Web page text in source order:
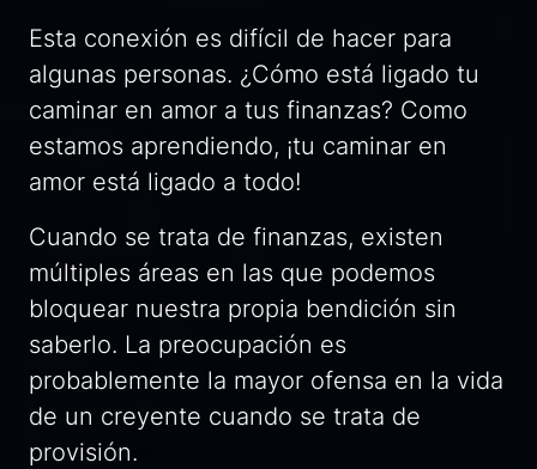
Esta conexión es difícil de hacer para
algunas personas. ¿Cómo está ligado tu
caminar en amor a tus finanzas? Como
estamos aprendiendo, ¡tu caminar en
amor está ligado a todo!
Cuando se trata de finanzas, existen
múltiples áreas en las que podemos
bloquear nuestra propia bendición sin
saberlo. La preocupación es
probablemente la mayor ofensa en la vida
de un creyente cuando se trata de
provisión.